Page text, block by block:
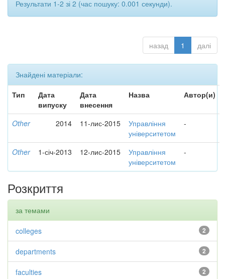
Результати 1-2 зі 2 (час пошуку: 0.001 секунди).
назад 1 далі
Знайдені матеріали:
Тип
Дата
випуску
Дата
внесення
Назва Автор(и)
Other 2014 11-лис-2015
Управління
університетом
-
Other 1-січ-2013 12-лис-2015
Управління
університетом
-
Розкриття
за темами
2
colleges
2
departments
2
faculties